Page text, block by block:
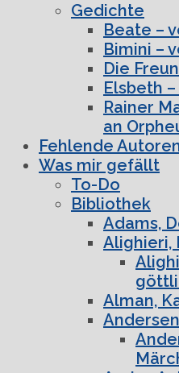
Gedichte
Beate –
Bimini –
Die
Elsbeth
Rainer
an
Fehlende
Was mir gefällt
To-Do
Bibliothek
Adams,
Alighieri,
Alman,